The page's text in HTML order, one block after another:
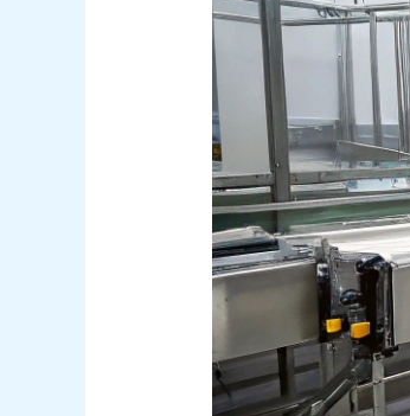
Elegir
la
Mejor
Opción